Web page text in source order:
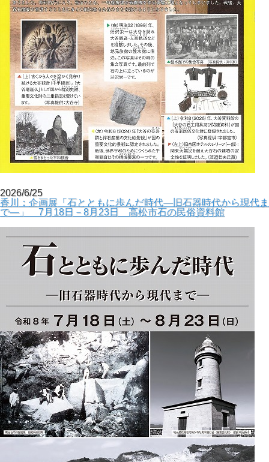
2026/6/25
香川：企画展「石とともに歩んだ時代―旧石器時代から現代ま
で―」 7月18日－8月23日 高松市石の民俗資料館